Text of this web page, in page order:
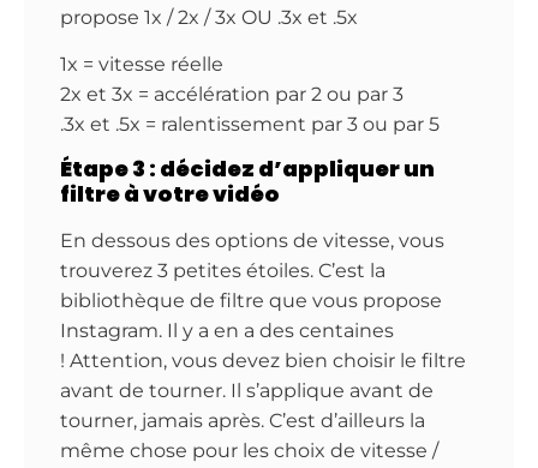
propose 1x / 2x / 3x OU .3x et .5x
1x = vitesse réelle
2x et 3x = accélération par 2 ou par 3
.3x et .5x = ralentissement par 3 ou par 5
Étape 3 : décidez d’appliquer un
filtre à votre vidéo
En dessous des options de vitesse, vous
trouverez 3 petites étoiles. C’est la
bibliothèque de filtre que vous propose
Instagram. Il y a en a des centaines
! Attention, vous devez bien choisir le filtre
avant de tourner. Il s’applique avant de
tourner, jamais après. C’est d’ailleurs la
même chose pour les choix de vitesse /